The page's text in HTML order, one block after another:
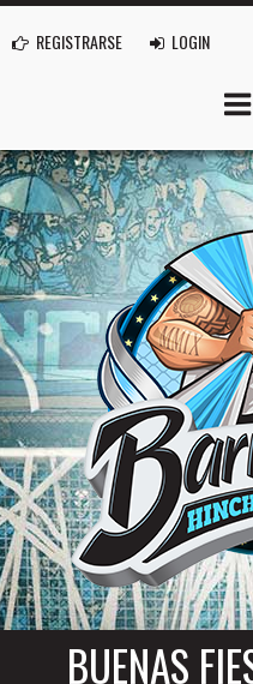
REGISTRARSE LOGIN
BUENAS